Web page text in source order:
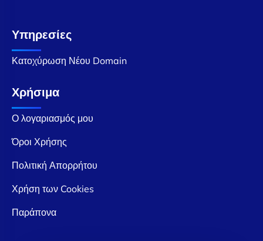
Υπηρεσίες
Κατοχύρωση Νέου Domain
Χρήσιμα
Ο λογαριασμός μου
Όροι Χρήσης
Πολιτική Απορρήτου
Χρήση των Cookies
Παράπονα